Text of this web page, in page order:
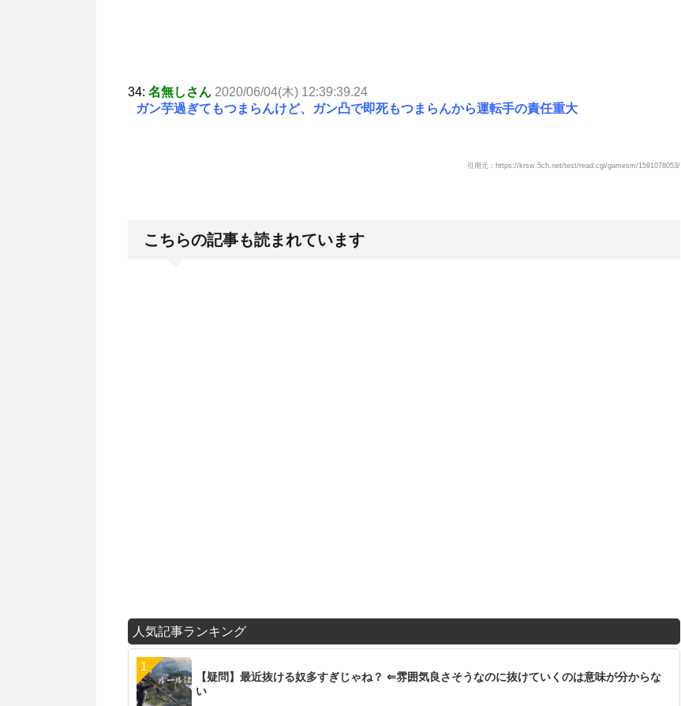
34: 名無しさん 2020/06/04(木) 12:39:39.24
ガン芋過ぎてもつまらんけど、ガン凸で即死もつまらんから運転手の責任重大
引用元：https://krsw.5ch.net/test/read.cgi/gamesm/1591078053/
こちらの記事も読まれています
人気記事ランキング
【疑問】最近抜ける奴多すぎじゃね？ ⇐雰囲気良さそうなのに抜けていくのは意味が分からな
い